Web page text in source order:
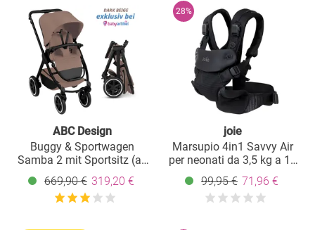
ABC Design
Buggy & Sportwagen
Samba 2 mit Sportsitz (ab
ca. 9 Monate) - Dark Beige
669,90 € 319,20 €
28%
joie
Marsupio 4in1 Savvy Air
per neonati da 3,5 kg a 16
kg utilizzabile con 4
posizioni di trasporto e
tessuto mesh - Coal
99,95 € 71,96 €